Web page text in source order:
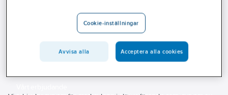
Strukturväggsrör och delar
Wavin Rib strukturväggsrör
Wavin Rib strukturväggsrör
Cookie-inställningar
Avvisa alla Acceptera alla cookies